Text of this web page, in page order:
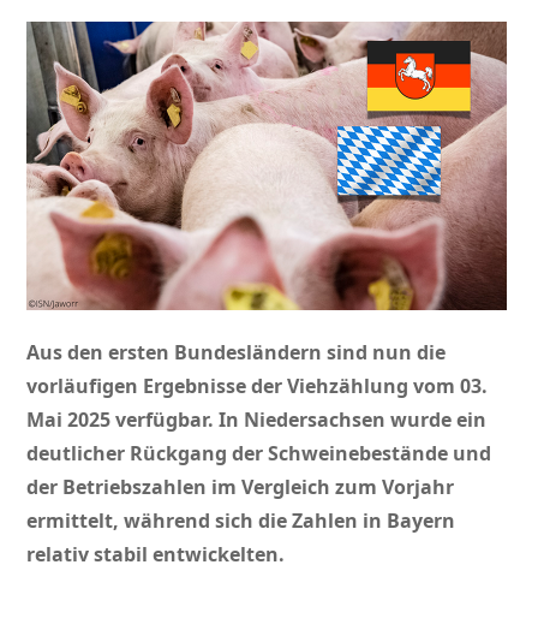
Aus den ersten Bundesländern sind nun die
vorläufigen Ergebnisse der Viehzählung vom 03.
Mai 2025 verfügbar. In Niedersachsen wurde ein
deutlicher Rückgang der Schweinebestände und
der Betriebszahlen im Vergleich zum Vorjahr
ermittelt, während sich die Zahlen in Bayern
relativ stabil entwickelten.